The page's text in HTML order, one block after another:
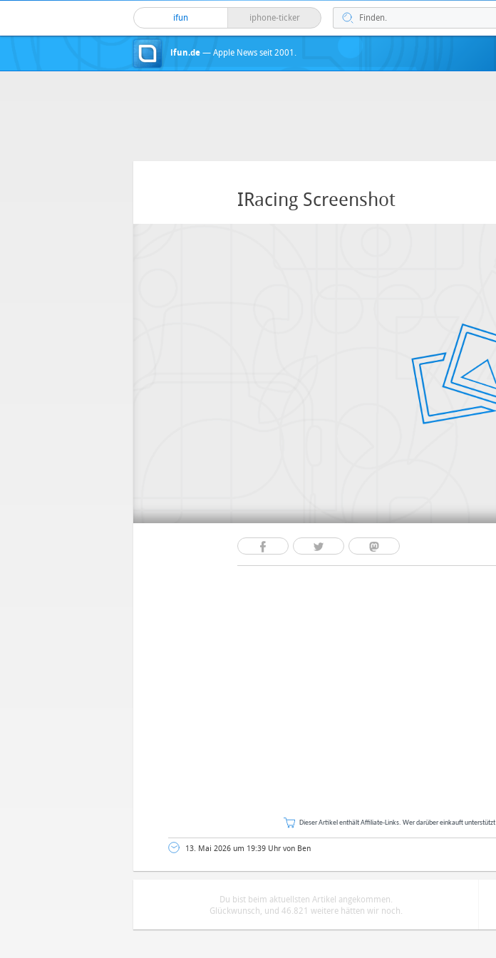
ifun iphone-ticker
ifun.de — Apple News seit 2001.
IRacing Screenshot
Dieser Artikel enthält Affiliate-Links. Wer darüber einkauft
13. Mai 2026 um 19:39 Uhr von Ben
Du bist beim aktuellsten Artikel angekommen.
Glückwunsch, und 46.821 weitere hätten wir noch.